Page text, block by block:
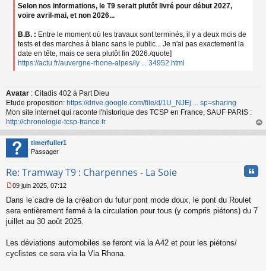
Selon nos informations, le T9 serait plutôt livré pour début 2027,
voire avril-mai, et non 2026...
B.B. : Entre le moment où les travaux sont terminés, il y a deux mois de
tests et des marches à blanc sans le public... Je n'ai pas exactement la
date en tête, mais ce sera plutôt fin 2026./quote]
https://actu.fr/auvergne-rhone-alpes/ly ... 34952.html
Avatar : Citadis 402 à Part Dieu
Etude proposition: https://drive.google.com/file/d/1U_NJEj ... sp=sharing
Mon site internet qui raconte l'historique des TCSP en France, SAUF PARIS :
http://chronologie-tcsp-france.fr
au
timerfuller1
Passager
Re: Tramway T9 : Charpennes - La Soie
e
s
s
e
n
09 juin 2025, 07:12
Dans le cadre de la création du futur pont mode doux, le pont du Roulet
sera entièrement fermé à la circulation pour tous (y compris piétons) du 7
juillet au 30 août 2025.
Les déviations automobiles se feront via la A42 et pour les piétons/
cyclistes ce sera via la Via Rhona.